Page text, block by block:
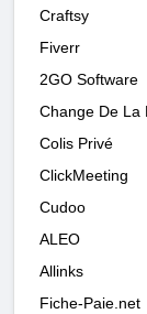
Craftsy
Fiverr
2GO Software
Change De La
Colis Privé
ClickMeeting
Cudoo
ALEO
Allinks
Fiche-Paie.net